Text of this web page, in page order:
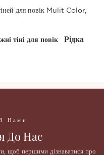
тіні для повік Рідка
Нами
До Нас
щоб першими дізнаватися про